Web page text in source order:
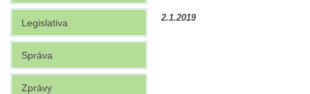
2.1.2019
Legislativa
Správa
Zprávy